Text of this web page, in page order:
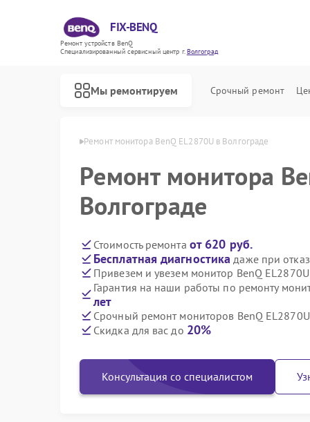
FIX-BENQ
Ремонт устройств BenQ
Специализированный cервисный центр г.Волгоград
Мы ремонтируем Срочный ремонт
в Волгограде Ремонт монитора BenQ EL2870U в Волгограде
Ремонт монитора
Волгограде
Стоимость ремонта от 620 руб.
Бесплатная диагностика даже при
Привезем и увезем монитор BenQ
Гарантия на наши работы по ремонту
лет
Срочный ремонт мониторов BenQ EL2870U
Скидка для вас до 20%
Консультация со специалистом